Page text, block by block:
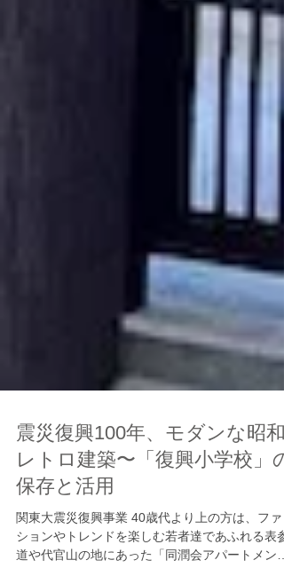
震災復興100年、モダンな昭和
レトロ建築〜「復興小学校」の
保存と活用